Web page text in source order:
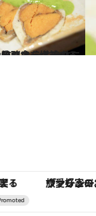
ュ「徳山鮓」で 心と身体に浸みる発酵食を堪能する
かけ
な新作が登場